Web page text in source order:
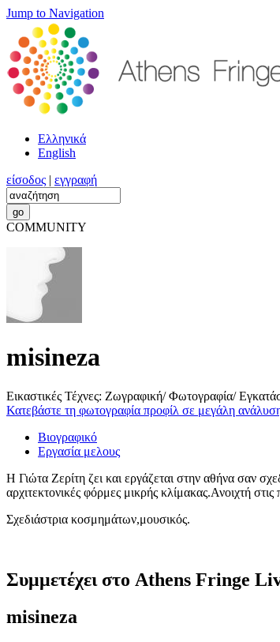
Jump to Navigation
Ελληνικά
English
είσοδος | εγγραφή
COMMUNITY
misineza
Εικαστικές Τέχνες: Ζωγραφική/ Φωτογραφία/
Κατεβάστε τη φωτογραφία προφίλ σε μεγάλη
Βιογραφικό
Εργασία μελους
Η Γιώτα Ζερίτη ζει και εργάζεται στην αθήνα σαν
αρχιτεκτονικές φόρμες μικρής κλίμακας.Ανοιχτή
Σχεδιάστρια κοσμημάτων,μουσικός.
Συμμετέχει στο Athens Fringe
misineza